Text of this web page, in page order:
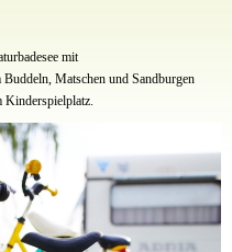
mit
Matschen und Sandburgen
Kinderspielplatz.